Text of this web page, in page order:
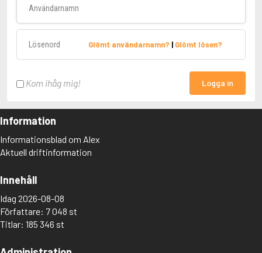
Glömt användarnamn? | Glömt lösen?
Kom ihåg mig! Logga in
Information
Informationsblad om Alex
Aktuell driftinformation
Innehåll
Idag 2026-08-08
Författare: 7 048 st
Titlar: 185 346 st